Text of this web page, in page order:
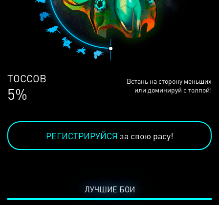
ЛЮДЕЙ
68%
Встань на сторону меньших
или доминируй с толпой!
РЕГИСТРИРУЙСЯ за свою расу!
ЛУЧШИЕ БОИ